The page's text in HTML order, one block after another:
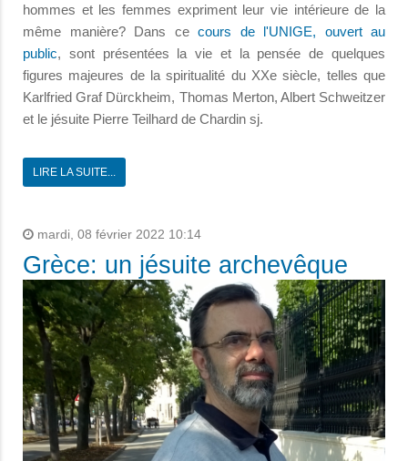
hommes et les femmes expriment leur vie intérieure de la
même manière? Dans ce cours de l'UNIGE, ouvert au
public, sont présentées la vie et la pensée de quelques
figures majeures de la spiritualité du XXe siècle, telles que
Karlfried Graf Dürckheim, Thomas Merton, Albert Schweitzer
et le jésuite Pierre Teilhard de Chardin sj.
LIRE LA SUITE...
mardi, 08 février 2022 10:14
Grèce: un jésuite archevêque